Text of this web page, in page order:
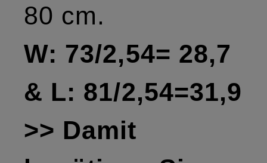
80 cm.
W: 73/2,54= 28,7
& L: 81/2,54=31,9
>> Damit